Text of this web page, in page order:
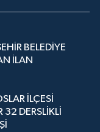
BELEDİYE
İLAN
İLÇESİ
32 DERSLİKLİ